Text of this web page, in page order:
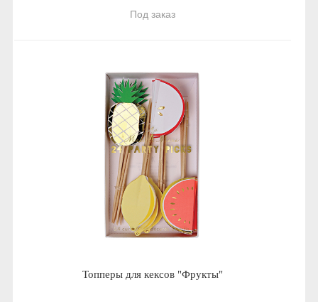
Под заказ
Топперы для кексов "Фрукты"